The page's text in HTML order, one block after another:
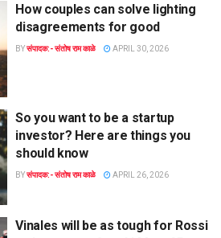
How couples can solve lighting
disagreements for good
BYसंपादक:- संतोष राम काळे APRIL 30, 2026
So you want to be a startup
investor? Here are things you
should know
BYसंपादक:- संतोष राम काळे APRIL 26, 2026
Vinales will be as tough for Rossi